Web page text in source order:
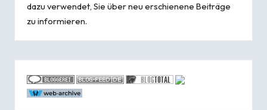
dazu verwendet, Sie über neu erschienene Beiträge
zu informieren.